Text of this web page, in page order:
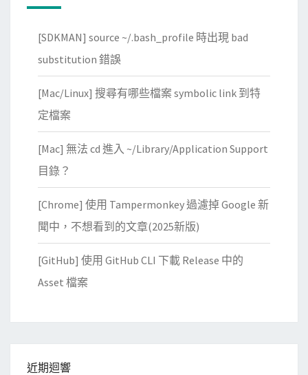
[SDKMAN] source ~/.bash_profile 時出現 bad
substitution 錯誤
[Mac/Linux] 搜尋有哪些檔案 symbolic link 到特
定檔案
[Mac] 無法 cd 進入 ~/Library/Application Support
目錄？
[Chrome] 使用 Tampermonkey 過濾掉 Google 新
聞中，不想看到的文章(2025新版)
[GitHub] 使用 GitHub CLI 下載 Release 中的
Asset 檔案
近期迴響